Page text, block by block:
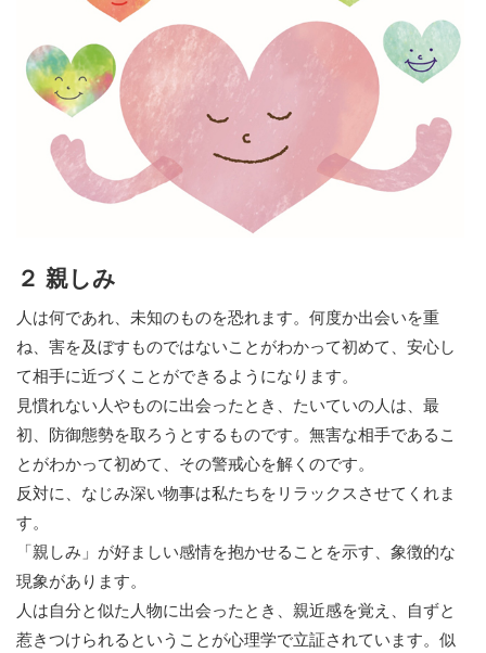
２ 親しみ
人は何であれ、未知のものを恐れます。何度か出会いを重
ね、害を及ぼすものではないことがわかって初めて、安心し
て相手に近づくことができるようになります。
見慣れない人やものに出会ったとき、たいていの人は、最
初、防御態勢を取ろうとするものです。無害な相手であるこ
とがわかって初めて、その警戒心を解くのです。
反対に、なじみ深い物事は私たちをリラックスさせてくれま
す。
「親しみ」が好ましい感情を抱かせることを示す、象徴的な
現象があります。
人は自分と似た人物に出会ったとき、親近感を覚え、自ずと
惹きつけられるということが心理学で立証されています。似